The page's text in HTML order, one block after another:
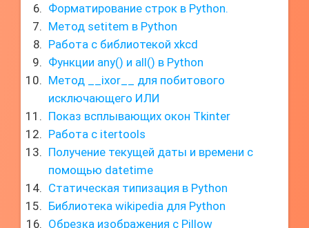
Форматирование строк в Python.
Метод setitem в Python
Работа с библиотекой xkcd
Функции any() и all() в Python
Метод __ixor__ для побитового
исключающего ИЛИ
Показ всплывающих окон Tkinter
Работа с itertools
Получение текущей даты и времени с
помощью datetime
Статическая типизация в Python
Библиотека wikipedia для Python
Обрезка изображения с Pillow